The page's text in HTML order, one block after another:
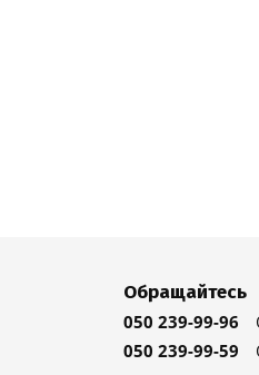
Обращайтесь
050 239-99-96
050 239-99-59